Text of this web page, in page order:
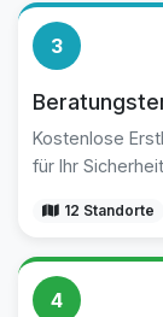
3
Kostenlose
für Ihr
12 Standorte
4